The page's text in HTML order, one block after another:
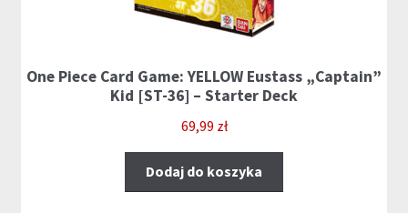
One Piece Card Game: YELLOW Eustass „Captain”
Kid [ST-36] – Starter Deck
69,99 zł
Dodaj do koszyka